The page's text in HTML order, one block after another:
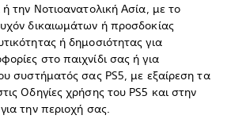
την Νοτιοανατολική Ασία, με το
δικαιωμάτων ή προσδοκίας
ή δημοσιότητας για
στο παιχνίδι σας ή για
συστήματός σας PS5, με εξαίρεση τα
Οδηγίες χρήσης του PS5 και στην
την περιοχή σας.